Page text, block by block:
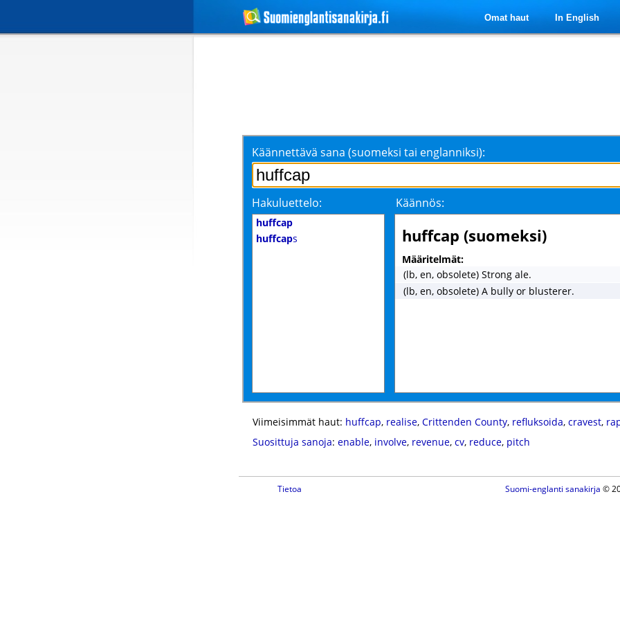
Omat haut In English
Käännettävä sana (suomeksi tai englanniksi):
Hakuluettelo: Käännös:
huffcap
huffcaps huffcap (suomeksi)
Määritelmät:
(lb, en, obsolete) Strong ale.
(lb, en, obsolete) A bully or blusterer.
Viimeisimmät haut: huffcap, realise, Crittenden County, refluksoida, cravest,
Suosittuja sanoja: enable, involve, revenue, cv, reduce, pitch
Tietoa Suomi-englanti sanakirja ©